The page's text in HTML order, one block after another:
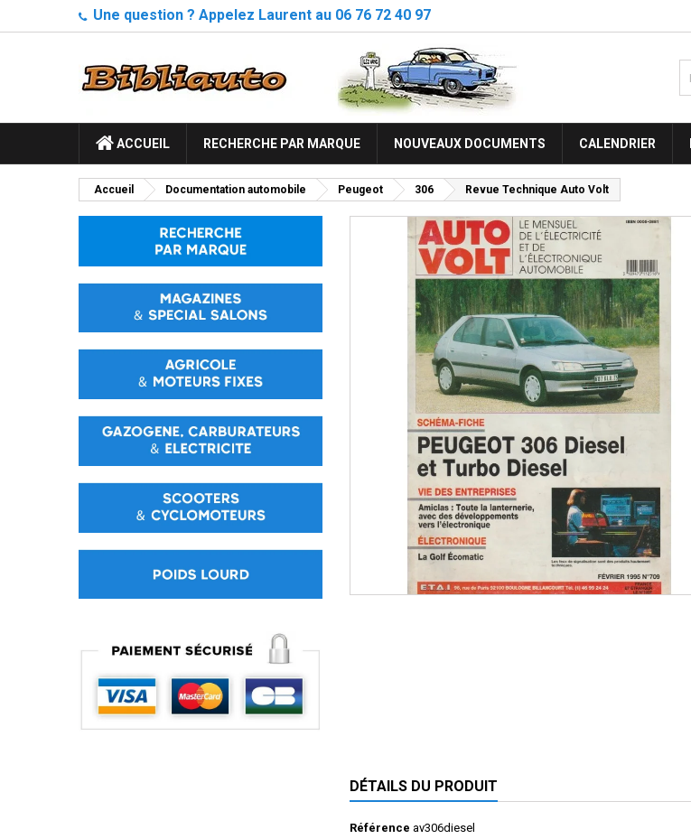
Une question ? Appelez Laurent au 06 76 72 40 97
ACCUEIL RECHERCHE PAR MARQUE NOUVEAUX DOCUMENTS CALENDRIER
Accueil Documentation automobile Peugeot 306 Revue Technique Auto Volt
DÉTAILS DU PRODUIT
Référence av306diesel